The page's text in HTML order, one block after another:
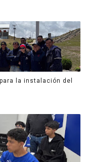
la instalación del